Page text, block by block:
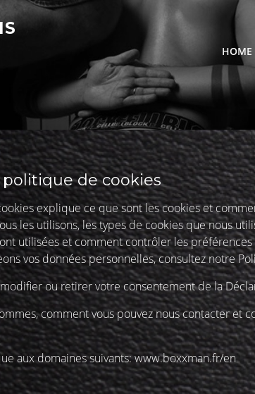
HOME
de cookies
explique ce que sont les cookies et
les utilisons, les types de cookies que nous
utilisées et comment contrôler les
vos données personnelles, consultez notre
ou retirer votre consentement de la
comment vous pouvez nous contacter
aux domaines suivants:www.boxxman.fr/en